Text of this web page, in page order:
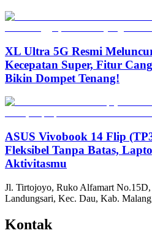
XL Ultra 5G Resmi
Kecepatan Super, Fitur
Bikin Dompet Tenang!
ASUS Vivobook 14 Flip
Fleksibel Tanpa Batas,
Aktivitasmu
Jl. Tirtojoyo, Ruko Alfamart
Landungsari, Kec. Dau, Kab.
Kontak